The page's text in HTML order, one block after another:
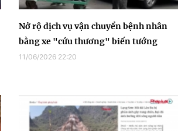
Nở rộ dịch vụ vận chuyển bệnh nhân
bằng xe "cứu thương" biến tướng
11/06/2026 22:20